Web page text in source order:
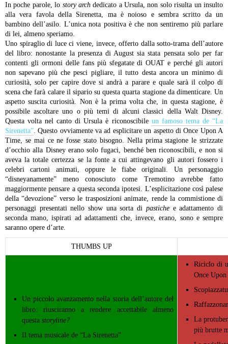
In poche parole, lo story archdedicato a Ursula, non solo risulta un insulto
alla vera favola della Sirenetta, ma è noioso e sembra scritto da un
bambino dell’asilo. L’unica nota positiva è che non sentiremo più parlare
di lei, almeno speriamo.
Uno spiraglio di luce ci viene, invece, offerto dalla sotto-trama dell’autore
del libro: nonostante la presenza di August sia stata pensata solo per far
contenti gli ormoni delle fans più sfegatate di OUAT e perché gli autori
non sapevano più che pesci pigliare, il tutto desta ancora un minimo di
curiosità, solo per capire dove si andrà a parare e quale sarà il colpo di
scena che farà calare il sipario su questa quarta stagione da dimenticare. Un
aspetto suscita curiosità. Non è la prima volta che, in questa stagione, è
possibile ascoltare uno o più temi di alcuni classici della Walt Disney.
Questa volta nel canto di Ursula è riconoscibile un famoso tema de “La
Sirenetta” . Questo ovviamente va ad esplicitare un aspetto di Once Upon A
Time, se mai ce ne fosse stato bisogno. Nella prima stagione le strizzate
d’occhio alla Disney erano solo fugaci, benché ben riconoscibili, e non si
aveva la totale certezza se la fonte a cui attingevano gli autori fossero i
celebri cartoni animati, oppure le fiabe originali. Un personaggio
“disneyanamente” meno conosciuto come Tremotino avrebbe fatto
maggiormente pensare a questa seconda ipotesi. L’esplicitazione così palese
della “devozione” verso le trasposizioni animate, rende la commistione di
personaggi presentati nello show una sorta di pastichee adattamento di
seconda mano, ispirati ad adattamenti che, invece, erano, sono e sempre
saranno opere d’arte.
THUMBS UP
Un piccolo avanzamento nella storia dell’autore del
libro: riusciranno a rendere accettabile almeno
questa storyline?
Il tema musicale de “La Sirenetta”
Riciclo di
Once
La
più brutte